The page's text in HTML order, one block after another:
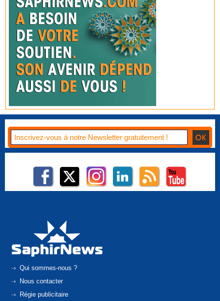
Qui sommes-nous ?
Nous contacter
Régie publicitaire